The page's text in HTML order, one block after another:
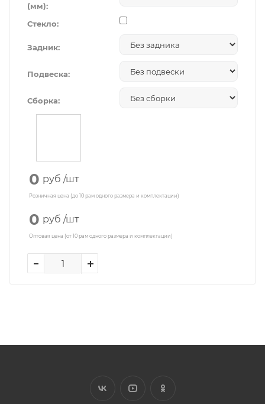
(мм):
Стекло:
Задник:
Подвеска:
Сборка:
0 руб /шт
Розничная цена (до 10 рам одного размера и комплектации)
0 руб /шт
Оптовая цена (от 10 рам одного размера и комплектации)